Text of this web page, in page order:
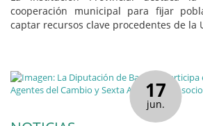
cooperación municipal para fijar
captar recursos clave procedentes de la
17
jun.